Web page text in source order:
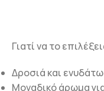
Γιατί να το
Δροσιά και
Μοναδικό άρωμα